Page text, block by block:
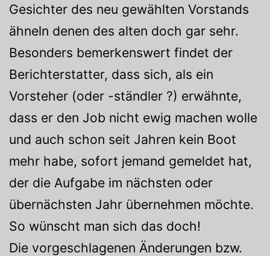
Gesichter des neu gewählten Vorstands
ähneln denen des alten doch gar sehr.
Besonders bemerkenswert findet der
Berichterstatter, dass sich, als ein
Vorsteher (oder -ständler ?) erwähnte,
dass er den Job nicht ewig machen wolle
und auch schon seit Jahren kein Boot
mehr habe, sofort jemand gemeldet hat,
der die Aufgabe im nächsten oder
übernächsten Jahr übernehmen möchte.
So wünscht man sich das doch!
Die vorgeschlagenen Änderungen bzw.